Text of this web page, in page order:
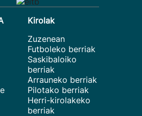
Kirolak
Zuzenean
Futboleko berriak
Saskibaloiko
berriak
Arrauneko berriak
Pilotako berriak
Herri-kirolakeko
berriak